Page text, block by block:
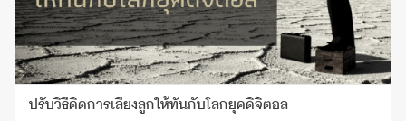
ปรับวิธีคิดการเลี้ยงลูกให้ทันกับโลกยุคดิจิตอล